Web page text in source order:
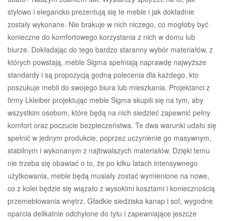
stylowo i elegancko prezentują się te meble i jak dokładnie
zostały wykonane. Nie brakuje w nich niczego, co mogłoby być
konieczne do komfortowego korzystania z nich w domu lub
biurze. Dokładając do tego bardzo staranny wybór materiałów, z
których powstają, meble Sigma spełniają naprawdę najwyższe
standardy i są propozycją godną polecenia dla każdego, kto
poszukuje mebli do swojego biura lub mieszkania. Projektanci z
firmy Lkleiber projektując meble Sigma skupili się na tym, aby
wszystkim osobom, które będą na nich siedzieć zapewnić pełny
komfort oraz poczucie bezpieczeństwa. Te dwa warunki udało się
spełnić w jednym produkcie, poprzez uczynienie go masywnym,
stabilnym i wykonanym z najtrwalszych materiałów. Dzięki temu
nie trzeba się obawiać o to, że po kilku latach intensywnego
użytkowania, meble będą musiały zostać wymienione na nowe,
co z kolei będzie się wiązało z wysokimi kosztami i koniecznością
przemeblowania wnętrz. Gładkie siedziska kanap i sof, wygodne
oparcia delikatnie odchylone do tyłu i zapewniające jeszcze